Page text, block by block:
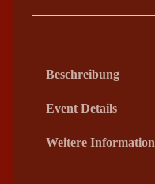
8
Beschreibung
Event Details
Weitere